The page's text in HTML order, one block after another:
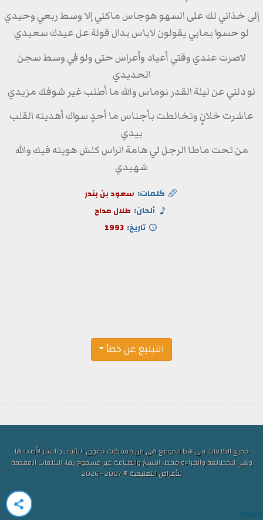
إلى خذاني لك على السهو هوجاس ماكني إلا وسط ربعي وحيدي
لو حسوا بمابي يقولون لاباس بدال قولة عل عيدك سعيدي
لاصرت عندي وقتي أعياد وأعراس حتى ولو في وسط سجن
الحديدي
لو دلني عن ليلة القدر نوماس والله ما أطلب غير شوفك مزيدي
عاشرت خلانٍ وتخالطت بأجناس ما أحدٍ سواك أهديته القلب
بيدي
من تحت ماطا الرجل لي هامة الراس كلش هويته فيك والله
شهيدي
كلمات: سعود بن بندر
ألحان: طلال مداح
تاريخ: 1993
التبليغ عن خطأ
جميع الكلمات في هذا الموقع هي من ممتلكات حقوق التأليف والنشر لأصحابها
وهي للمطالعة والقراءة فقط, النسخ والطباعة غير مسموح بها, الكلمات المقدمة
للأغراض التعليمية © 2007 - 2026
share